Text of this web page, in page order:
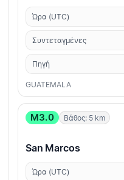
Ώρα (UTC)
Συντεταγμένες
Πηγή
GUATEMALA
M3.0 Βάθος: 5 km
San Marcos
Ώρα (UTC)